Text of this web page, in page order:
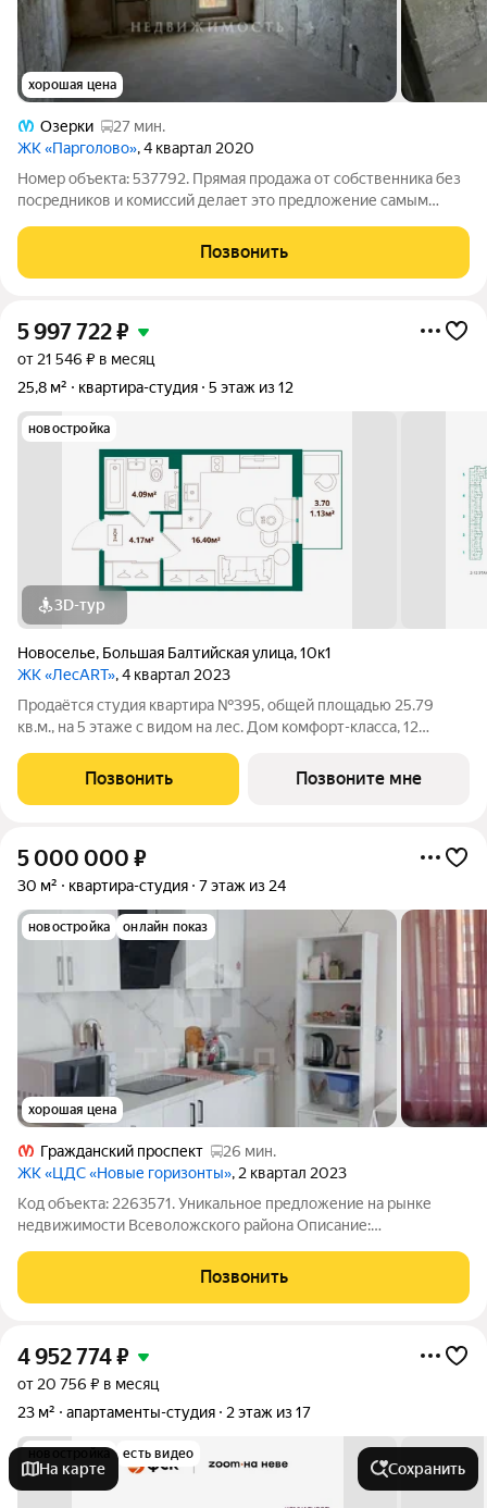
хорошая цена
Озерки
27 мин.
ЖК «Парголово», 4 квартал 2020
Номер объекта: 537792. Прямая продажа от собственника без
посредников и комиссий делает это предложение самым
рубль. Район давно обжитой и тихий, но при этом воздух здесь
остается чистым
Позвонить
5 997 722₽
от 21 546 ₽ в месяц
25,8 м²
квартира-студия 5 этаж из 12
новостройка
3D-тур
Новоселье, Большая Балтийская улица,10к1
ЖК «ЛесART», 4 квартал 2023
Продаётся студия квартира №395, общей площадью 25.79
кв.м., на 5 этаже с видом на лес. Дом комфорт-класса, 12
умным домом. Дом сдан. РАСПОЛОЖЕНИЕ И
БЛАГОУСТРОЙСТВО Расположение ЖК «ЛесART»
Позвонить Позвоните мне
5 000 000 ₽
30 м² квартира-студия 7 этаж из 24
новостройка онлайн показ
хорошая цена
Гражданский проспект
26 мин.
ЖК «ЦДС «Новые горизонты», 2 квартал 2023
Код объекта: 2263571. Уникальное предложение на рынке
недвижимости Всеволожского района Описание:
развивающемся районе Бугры, расположенную по адресу:
Тихая улица, 5к1. Это идеальный выбор для тех,
Позвонить
4 952 774₽
от 20 756 ₽ в месяц
23 м²
апартаменты-студия 2 этаж из 17
есть видео
На карте Сохранить